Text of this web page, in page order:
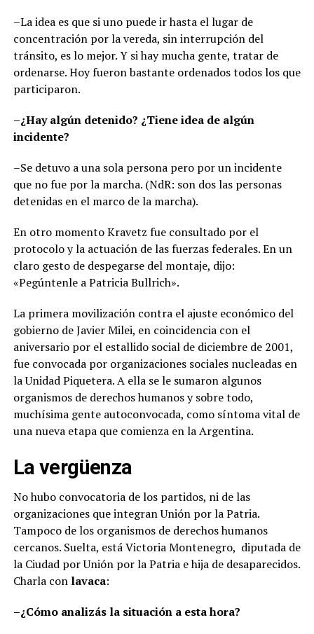
–La idea es que si uno puede ir hasta el lugar de
concentración por la vereda, sin interrupción del
tránsito, es lo mejor. Y si hay mucha gente, tratar de
ordenarse. Hoy fueron bastante ordenados todos los que
participaron.
–¿Hay algún detenido? ¿Tiene idea de algún
incidente?
–Se detuvo a una sola persona pero por un incidente
que no fue por la marcha. (NdR: son dos las personas
detenidas en el marco de la marcha).
En otro momento Kravetz fue consultado por el
protocolo y la actuación de las fuerzas federales. En un
claro gesto de despegarse del montaje, dijo:
«Pegúntenle a Patricia Bullrich».
La primera movilización contra el ajuste económico del
gobierno de Javier Milei, en coincidencia con el
aniversario por el estallido social de diciembre de 2001,
fue convocada por organizaciones sociales nucleadas en
la Unidad Piquetera. A ella se le sumaron algunos
organismos de derechos humanos y sobre todo,
muchísima gente autoconvocada, como síntoma vital de
una nueva etapa que comienza en la Argentina.
La vergüenza
No hubo convocatoria de los partidos, ni de las
organizaciones que integran Unión por la Patria.
Tampoco de los organismos de derechos humanos
cercanos. Suelta, está Victoria Montenegro, diputada de
la Ciudad por Unión por la Patria e hija de desaparecidos.
Charla con lavaca:
–¿Cómo analizás la situación a esta hora?